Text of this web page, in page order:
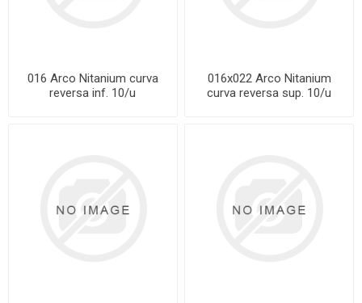
016 Arco Nitanium curva
reversa inf. 10/u
016x022 Arco Nitanium
curva reversa sup. 10/u